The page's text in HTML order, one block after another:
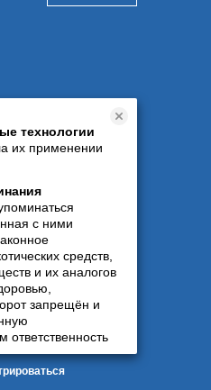
технологии
их применении
с ними
средств,
и их аналогов
запрещён и
ответственность